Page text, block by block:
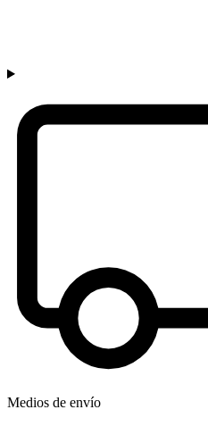
Medios de envío